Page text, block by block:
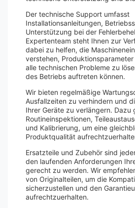
Der technische Support umfasst
Installationsanleitungen,
Unterstützung bei der
Expertenteam steht Ihnen zur
dabei zu helfen, die
verstehen,
alle technischen Probleme zu
des Betriebs auftreten können.
Wir bieten regelmäßige
Ausfallzeiten zu verhindern und
Ihrer Geräte zu verlängern. Dazu
Routineinspektionen,
und Kalibrierung, um eine
Produktqualität
Ersatzteile und Zubehör sind
den laufenden Anforderungen
gerecht zu werden. Wir
von Originalteilen, um die
sicherzustellen und den
aufrechtzuerhalten.